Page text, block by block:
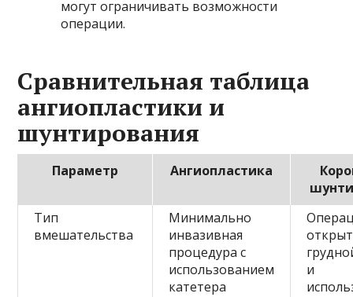
могут ограничивать возможности
операции.
Сравнительная таблица
ангиопластики и
шунтирования
Параметр Ангиопластика
Тип
вмешательства
Минимально
инвазивная
процедура с
использованием
катетера
и